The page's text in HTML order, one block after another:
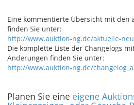
Eine kommentierte Übersicht mit den
finden Sie unter:
http://www.auktion-ng.de/aktuelle-
Die komplette Liste der Changelogs
Änderungen finden Sie unter:
http://www.auktion-ng.de/
Planen Sie eine eigene